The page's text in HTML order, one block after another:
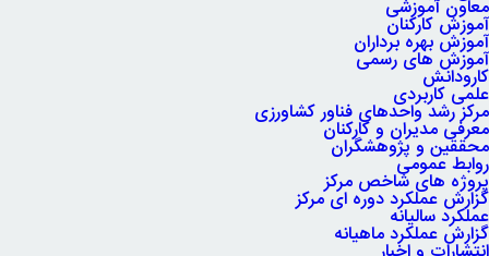
معاون آموزشی
آموزش کارکنان
آموزش بهره برداران
آموزش های رسمی
کارودانش
علمی کاربردی
مرکز رشد واحدهای فناور کشاورزی
معرفی مدیران و کارکنان
محققین و پژوهشگران
روابط عمومی
پروژه های شاخص مرکز
گزارش عملکرد دوره ای مرکز
عملکرد سالیانه
گزارش عملکرد ماهیانه